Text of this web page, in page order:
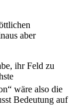
aber
ihr Feld zu
wäre also die
Bedeutung auf